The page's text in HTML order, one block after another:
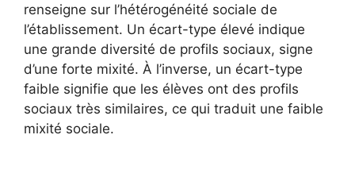
renseigne sur l’hétérogénéité sociale de
l’établissement. Un écart-type élevé indique
une grande diversité de profils sociaux, signe
d’une forte mixité. À l’inverse, un écart-type
faible signifie que les élèves ont des profils
sociaux très similaires, ce qui traduit une faible
mixité sociale.